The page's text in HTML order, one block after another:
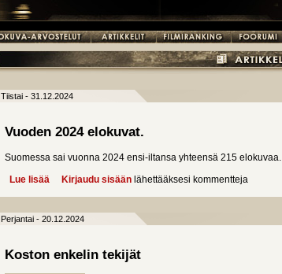
Tiistai - 31.12.2024
Vuoden 2024 elokuvat.
Suomessa sai vuonna 2024 ensi-iltansa yhteensä 215 elokuvaa.
Lue lisää about Vuoden 2024 elokuvat.
Kirjaudu sisään lähettääksesi kommentteja
Perjantai - 20.12.2024
Koston enkelin tekijät